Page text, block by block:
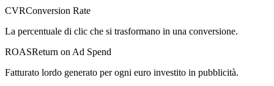
CVRConversion Rate
La percentuale di clic che si trasformano in una conversione.
ROASReturn on Ad Spend
Fatturato lordo generato per ogni euro investito in pubblicità.